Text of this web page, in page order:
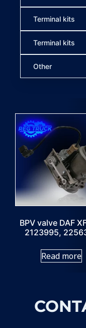
Terminal kits
Terminal kits
Other
BPV valve DAF
2123995,
Read more